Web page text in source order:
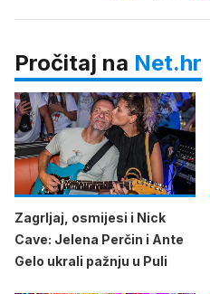
Pročitaj na Net.hr
Zagrljaj, osmijesi i Nick
Cave: Jelena Perčin i Ante
Gelo ukrali pažnju u Puli